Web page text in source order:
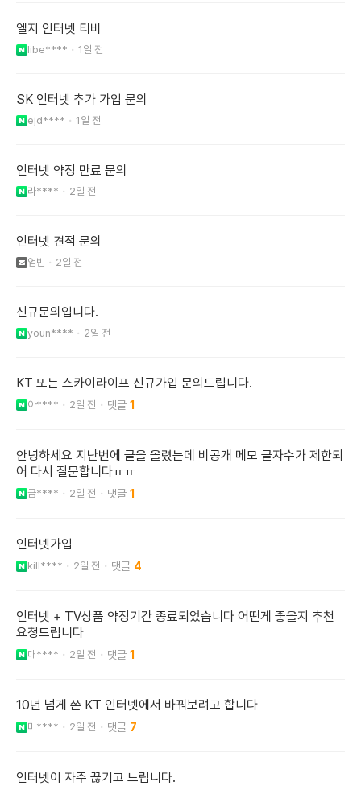
엘지 인터넷 티비
libe**** 1일 전
SK 인터넷 추가 가입 문의
ejd**** 1일 전
인터넷 약정 만료 문의
라**** 2일 전
인터넷 견적 문의
엄빈 2일 전
신규문의입니다.
youn**** 2일 전
KT 또는 스카이라이프 신규가입 문의드립니다.
아**** 2일 전 1
안녕하세요 지난번에 글을 올렸는데 비공개 메모 글자수가 제한되
어 다시 질문합니다ㅠㅠ
금**** 2일 전 1
인터넷가입
kill**** 2일 전 4
인터넷 + TV상품 약정기간 종료되었습니다 어떤게 좋을지 추천
요청드립니다
대**** 2일 전 1
10년 넘게 쓴 KT 인터넷에서 바꿔보려고 합니다
미**** 2일 전 7
인터넷이 자주 끊기고 느립니다.